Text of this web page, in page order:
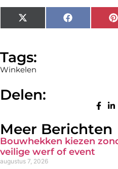
X
(Twitter)
Facebook
Tags:
Winkelen
Delen:
Meer Berichten
Bouwhekken kiezen
veilige werf of event
augustus 7, 2026